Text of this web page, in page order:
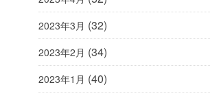
2023年3月 (32)
2023年2月 (34)
2023年1月 (40)